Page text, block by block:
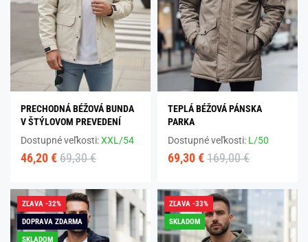
PRECHODNÁ BÉŽOVÁ BUNDA
V ŠTÝLOVOM PREVEDENÍ
Dostupné veľkosti:XXL/54
46,20 € 69,30 €
TEPLÁ BÉŽOVÁ PÁNSKA
PARKA
Dostupné veľkosti: L/50
69,30 € 169,00 €
ZĽAVA -32%
DOPRAVA ZDARMA
SKLADOM
ZĽAVA -33%
SKLADOM